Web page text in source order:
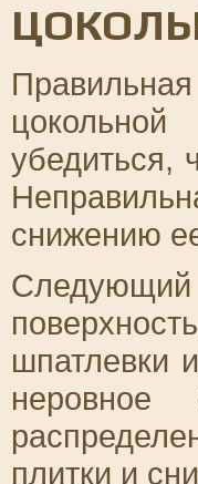
убедиться,
снижению
шпатлевки
неровное
плитки и